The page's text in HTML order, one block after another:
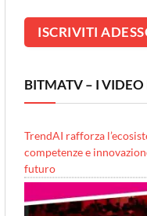
BITMATV – I
TrendAI rafforza
competenze e
futuro